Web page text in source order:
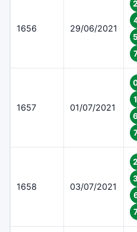
1656 29/06/2021
1657 01/07/2021
1658 03/07/2021